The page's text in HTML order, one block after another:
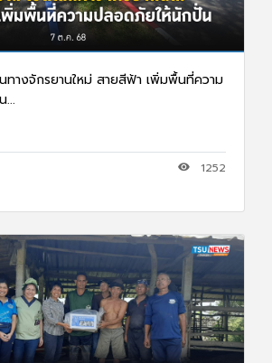
างจักรยานใหม่ สายสีฟ้า เพิ่มพื้นที่ความ
...
1252